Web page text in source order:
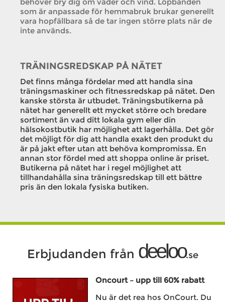
som är anpassade för hemmabruk brukar generellt
vara hopfällbara så de tar ingen större plats när de
inte används.
TRÄNINGSREDSKAP PÅ NÄTET
Det finns många fördelar med att handla sina
träningsmaskiner och fitnessredskap på nätet. Den
kanske största är utbudet. Träningsbutikerna på
nätet har generellt ett mycket större och bredare
sortiment än vad ditt lokala gym eller din
hälsokostbutik har möjlighet att lagerhålla. Det gör
det möjligt för dig att handla exakt den produkt du
är på jakt efter utan att behöva kompromissa. En
annan stor fördel med att shoppa online är priset.
Butikerna på nätet har i regel möjlighet att
tillhandahålla sina träningsredskap till ett bättre
pris än den lokala fysiska butiken.
Erbjudanden från deeloo.se
Oncourt – upp till 60% rabatt
Nu är det rea hos OnCourt. Du